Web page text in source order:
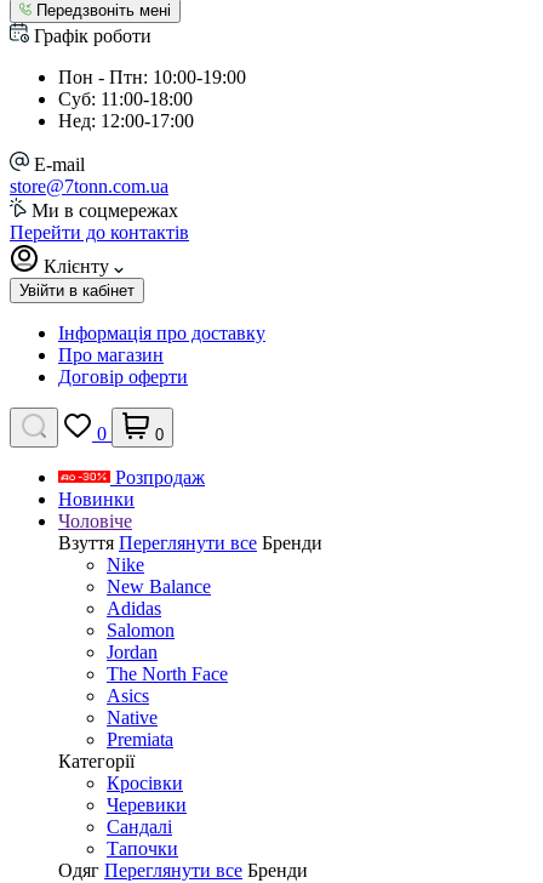
Передзвоніть мені
Графік роботи
Пон - Птн: 10:00-19:00
Суб: 11:00-18:00
Нед: 12:00-17:00
E-mail
store@7tonn.com.ua
Ми в соцмережах
Перейти до контактів
Клієнту
Увійти в кабінет
Інформація про доставку
Про магазин
Договір оферти
0 0
Розпродаж
Новинки
Чоловіче
Взуття Переглянути все Бренди
Nike
New Balance
Adidas
Salomon
Jordan
The North Face
Asics
Native
Premiata
Категорії
Кросівки
Черевики
Сандалі
Tапочки
Одяг Переглянути все Бренди